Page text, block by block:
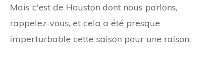
Mais c'est de Houston dont nous parlons,
rappelez-vous, et cela a été presque
imperturbable cette saison pour une raison.